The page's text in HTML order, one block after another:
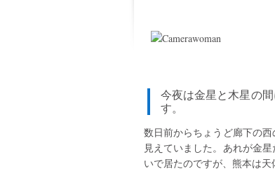
今夜は金星と木星の
す。
数日前からちょうど廊下の
見えていました。あれが金
いで居たのですが、熊本は天